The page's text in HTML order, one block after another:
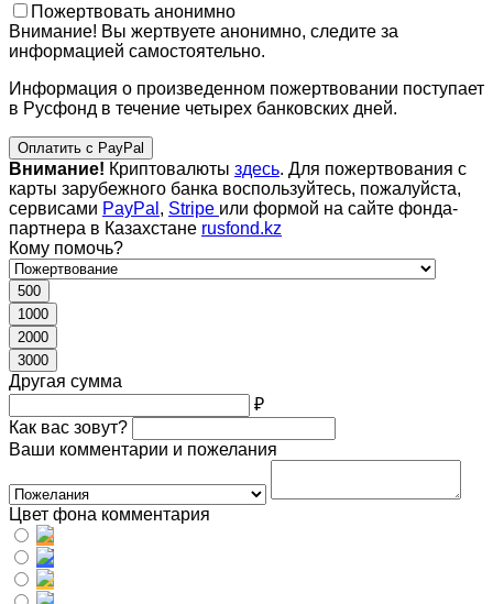
Пожертвовать анонимно
Внимание! Вы жертвуете анонимно, следите за
информацией самостоятельно.
Информация о произведенном пожертвовании поступает
в Русфонд в течение четырех банковских дней.
Оплатить с PayPal
Внимание! Криптовалюты здесь. Для пожертвования с
карты зарубежного банка воспользуйтесь, пожалуйста,
сервисами PayPal , Stripe или формой на сайте фонда-
партнера в Казахстане rusfond.kz
Кому помочь?
500
1000
2000
3000
Другая сумма
₽
Как вас зовут?
Ваши комментарии и пожелания
Цвет фона комментария